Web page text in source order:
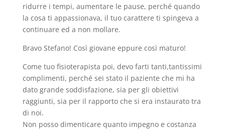
ridurre i tempi, aumentare le pause, perché quando
la cosa ti appassionava, il tuo carattere ti spingeva a
continuare ed a non mollare.
Bravo Stefano! Così giovane eppure così maturo!
Come tuo fisioterapista poi, devo farti tanti,tantissimi
complimenti, perché sei stato il paziente che mi ha
dato grande soddisfazione, sia per gli obiettivi
raggiunti, sia per il rapporto che si era instaurato tra
di noi.
Non posso dimenticare quanto impegno e costanza